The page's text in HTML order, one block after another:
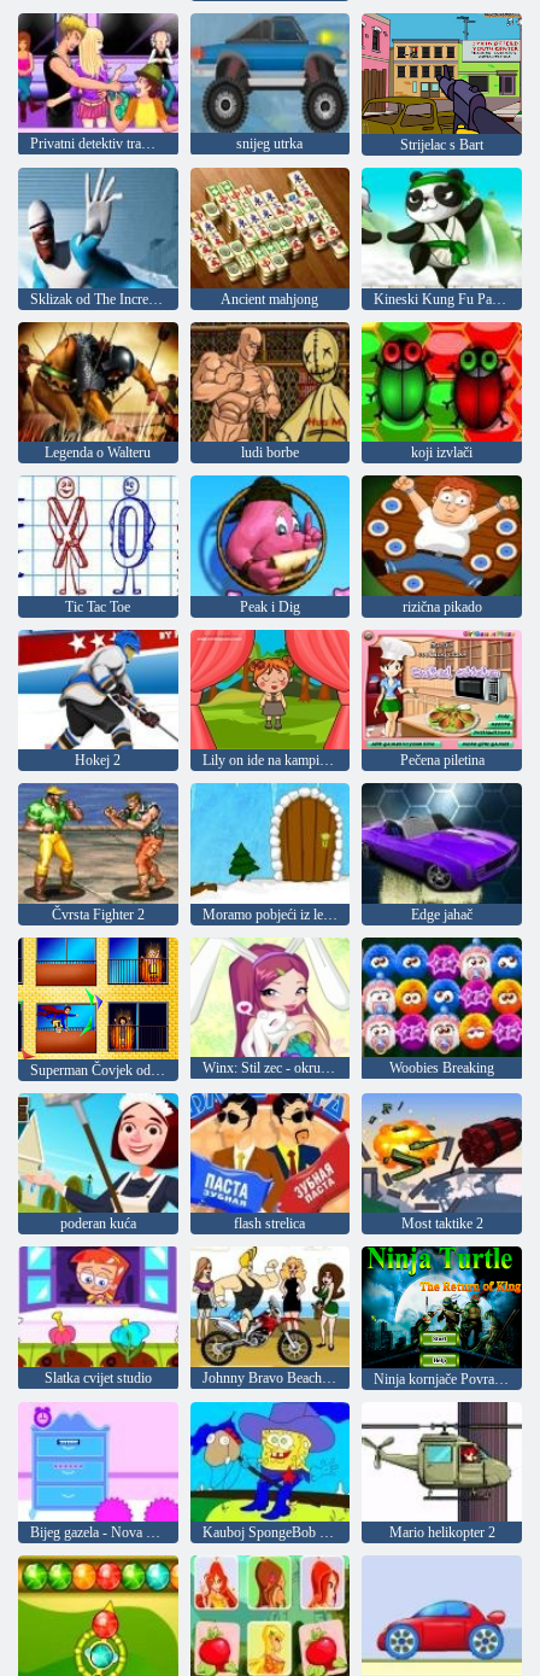
Privatni detektiv tramvaj snijeg utrka Strijelac s Bart
Ancient mahjong
Legenda o Walteru ludi borbe koji izvlači
Tic Tac Toe Peak i Dig rizična pikado
Hokej 2 Lily on ide na kampiranje Pečena piletina
Čvrsta Fighter 2 Moramo pobjeći iz ledene špilje Edge jahač
Winx: Stil zec - okrugli puzzle Woobies Breaking
poderan kuća flash strelica Most taktike 2
Slatka cvijet studio Johnny Bravo Beach trikovi Ninja kornjače Povratak kralja
Bijeg gazela - Nova godina Kauboj SpongeBob bojanje Mario helikopter 2